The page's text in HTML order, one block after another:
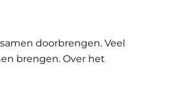
doorbrengen. Veel
brengen. Over het